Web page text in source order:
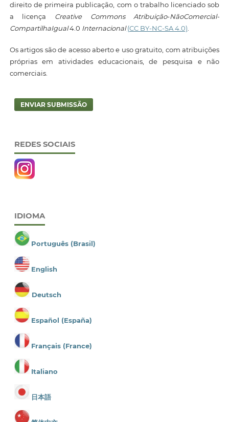
direito de primeira publicação, com o trabalho licenciado sob
a licença Creative Commons Atribuição-NãoComercial-
CompartilhaIgual4.0 Internacional (CC BY-NC-SA 4.0).
Os artigos são de acesso aberto e uso gratuito, com atribuições
próprias em atividades educacionais, de pesquisa e não
comerciais.
ENVIAR SUBMISSÃO
REDES SOCIAIS
IDIOMA
Português (Brasil)
English
Deutsch
Español (España)
Français (France)
Italiano
日本語